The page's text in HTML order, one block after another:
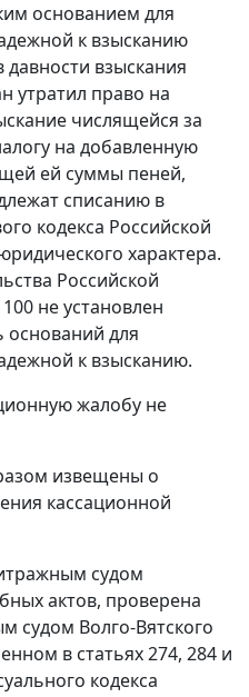
основанием для
к взысканию
давности взыскания
утратил право на
числящейся за
на добавленную
ей суммы пеней,
списанию в
кодекса Российской
характера.
Российской
не установлен
для
к взысканию.
жалобу не
извещены о
кассационной
судом
актов, проверена
судом Волго-Вятского
в статьях 274, 284 и
кодекса